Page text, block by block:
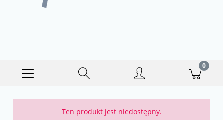
Ten produkt jest niedostępny.